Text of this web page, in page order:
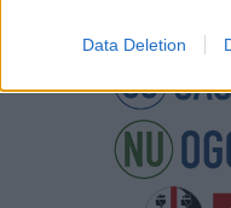
Data Deletion